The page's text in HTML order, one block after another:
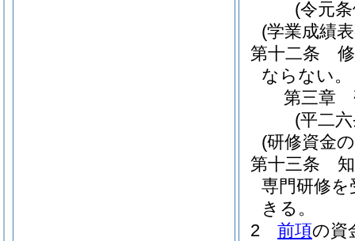
(令元
(学業成績
第十二条
ならない。
第三章
(平二
(研修資金
第十三条
専門研修
きる。
2
前項の資